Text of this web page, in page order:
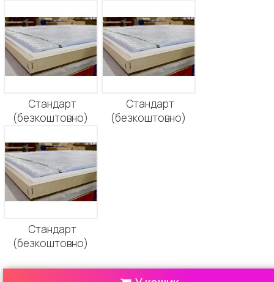
Стандарт
(безкоштовно)
Стандарт
(безкоштовно)
Стандарт
(безкоштовно)